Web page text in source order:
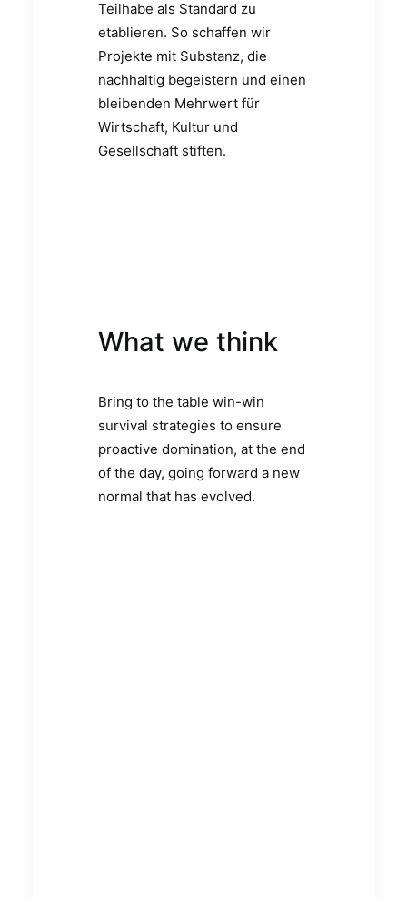
Teilhabe als Standard zu
etablieren. So schaffen wir
Projekte mit Substanz, die
nachhaltig begeistern und einen
bleibenden Mehrwert für
Wirtschaft, Kultur und
Gesellschaft stiften.
What we think
Bring to the table win-win
survival strategies to ensure
proactive domination, at the end
of the day, going forward a new
normal that has evolved.